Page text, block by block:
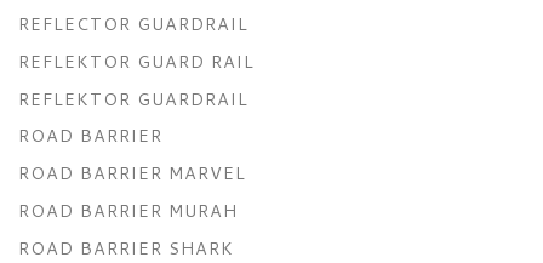
REFLECTOR GUARDRAIL
REFLEKTOR GUARD RAIL
REFLEKTOR GUARDRAIL
ROAD BARRIER
ROAD BARRIER MARVEL
ROAD BARRIER MURAH
ROAD BARRIER SHARK